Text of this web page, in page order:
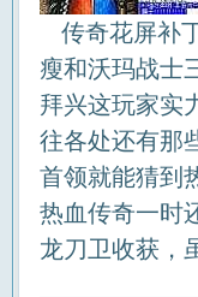
传奇花屏补
瘦和沃玛战士
拜兴这玩家实
往各处还有那
首领就能猜到
热血传奇一时
龙刀卫收获，